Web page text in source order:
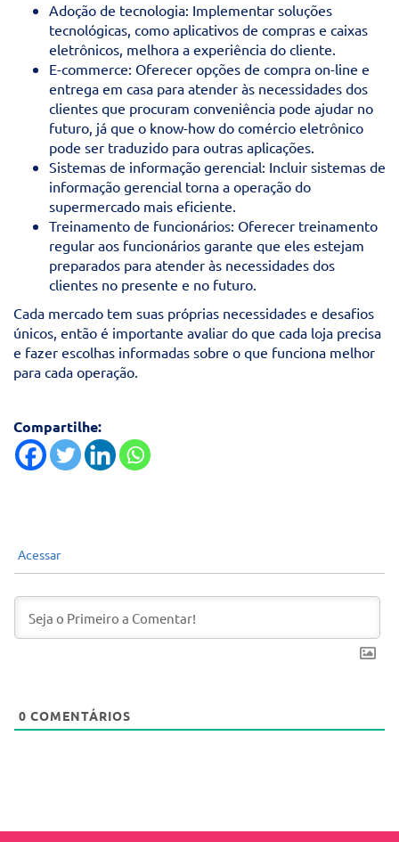
Adoção de tecnologia: Implementar soluções
tecnológicas, como aplicativos de compras e caixas
eletrônicos, melhora a experiência do cliente.
E-commerce: Oferecer opções de compra on-line e
entrega em casa para atender às necessidades dos
clientes que procuram conveniência pode ajudar no
futuro, já que o know-how do comércio eletrônico
pode ser traduzido para outras aplicações.
Sistemas de informação gerencial: Incluir sistemas de
informação gerencial torna a operação do
supermercado mais eficiente.
Treinamento de funcionários: Oferecer treinamento
regular aos funcionários garante que eles estejam
preparados para atender às necessidades dos
clientes no presente e no futuro.
Cada mercado tem suas próprias necessidades e desafios
únicos, então é importante avaliar do que cada loja precisa
e fazer escolhas informadas sobre o que funciona melhor
para cada operação.
Compartilhe:
Acessar
0 COMENTÁRIOS